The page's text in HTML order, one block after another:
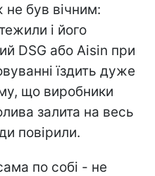
був вічним:
і його
DSG або Aisin при
їздить дуже
що виробники
залита на весь
повірили.
по собі - не